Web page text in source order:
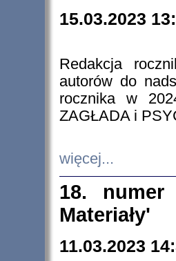
15.03.2023
Redakcja
autorów do
rocznika w
ZAGŁADA i
więcej...
18. numer
Materiały'
11.03.2023